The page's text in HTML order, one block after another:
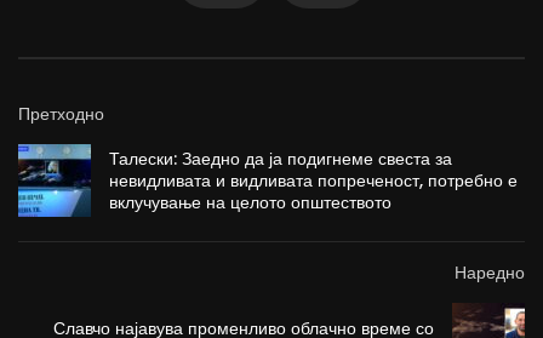
Претходно
Талески: Заедно да ја подигнеме свеста за
невидливата и видливата попреченост, потребно е
вклучување на целото општеството
Наредно
Славчо најавува променливо облачно време со